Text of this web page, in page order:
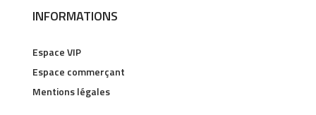
INFORMATIONS
Espace VIP
Espace commerçant
Mentions légales